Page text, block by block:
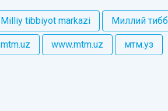
Milliy tibbiyot markazi Миллий
mtm.uz www.mtm.uz мтм.уз